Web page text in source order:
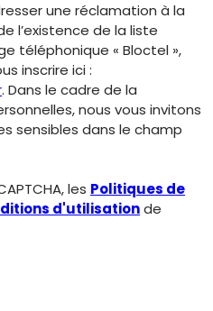
une réclamation à la
l’existence de la liste
téléphonique « Bloctel »,
inscrire ici :
. Dans le cadre de la
nous vous invitons
sensibles dans le champ
les Politiques de
d'utilisationde